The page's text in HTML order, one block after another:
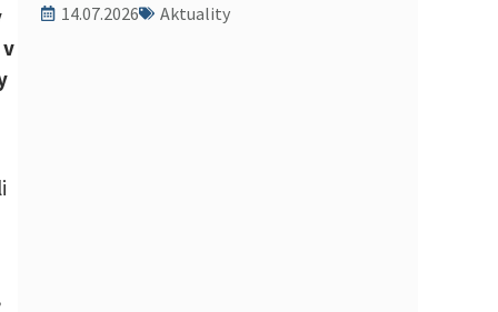
14.07.2026 Aktuality